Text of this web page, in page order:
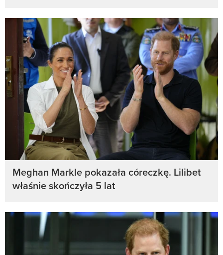
Meghan Markle pokazała córeczkę. Lilibet
właśnie skończyła 5 lat